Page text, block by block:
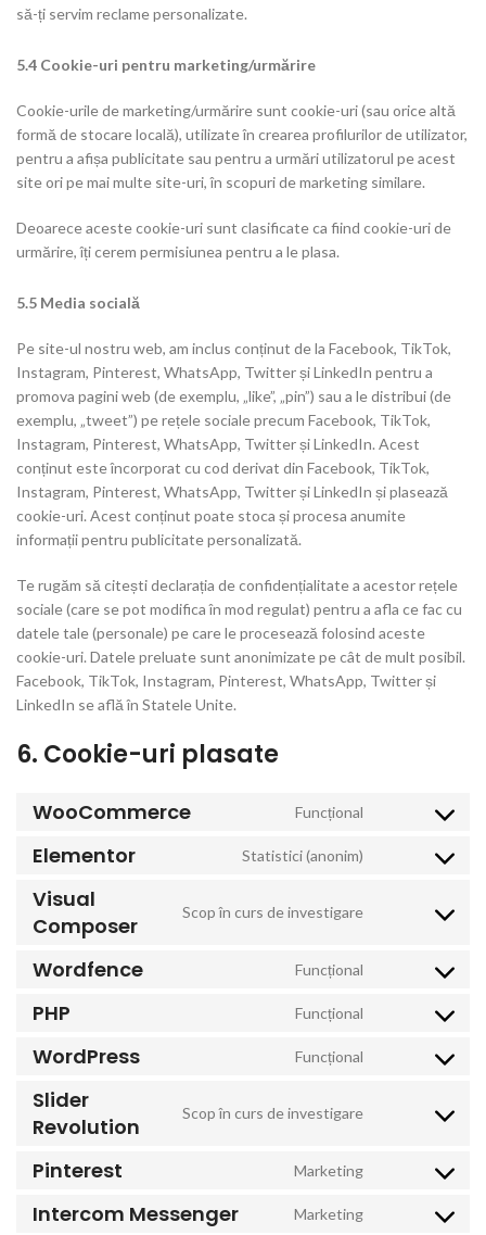
să-ți servim reclame personalizate.
5.4 Cookie-uri pentru marketing/urmărire
Cookie-urile de marketing/urmărire sunt cookie-uri (sau orice altă
formă de stocare locală), utilizate în crearea profilurilor de utilizator,
pentru a afișa publicitate sau pentru a urmări utilizatorul pe acest
site ori pe mai multe site-uri, în scopuri de marketing similare.
Deoarece aceste cookie-uri sunt clasificate ca fiind cookie-uri de
urmărire, îți cerem permisiunea pentru a le plasa.
5.5 Media socială
Pe site-ul nostru web, am inclus conținut de la Facebook, TikTok,
Instagram, Pinterest, WhatsApp, Twitter și LinkedIn pentru a
promova pagini web (de exemplu, „like”, „pin”) sau a le distribui (de
exemplu, „tweet”) pe rețele sociale precum Facebook, TikTok,
Instagram, Pinterest, WhatsApp, Twitter și LinkedIn. Acest
conținut este încorporat cu cod derivat din Facebook, TikTok,
Instagram, Pinterest, WhatsApp, Twitter și LinkedIn și plasează
cookie-uri. Acest conținut poate stoca și procesa anumite
informații pentru publicitate personalizată.
Te rugăm să citești declarația de confidențialitate a acestor rețele
sociale (care se pot modifica în mod regulat) pentru a afla ce fac cu
datele tale (personale) pe care le procesează folosind aceste
cookie-uri. Datele preluate sunt anonimizate pe cât de mult posibil.
Facebook, TikTok, Instagram, Pinterest, WhatsApp, Twitter și
LinkedIn se află în Statele Unite.
6. Cookie-uri plasate
WooCommerce Funcțional
Consent to
woocommerce
Elementor Statistici (anonim)
Consent to
elementor
Visual
Composer
Scop în curs de investigare
Consent to
Wordfence Funcțional
Consent to
wordfence
PHP Funcțional
Consent to
WordPress Funcțional
Consent to
wordpress
Slider
Revolution
Scop în curs de investigare
Consent to
Pinterest Marketing
Consent to
pinterest
Intercom Messenger Marketing Consent to